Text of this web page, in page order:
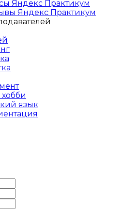
Яндекс Практикум
Яндекс Практикум
хобби
язык